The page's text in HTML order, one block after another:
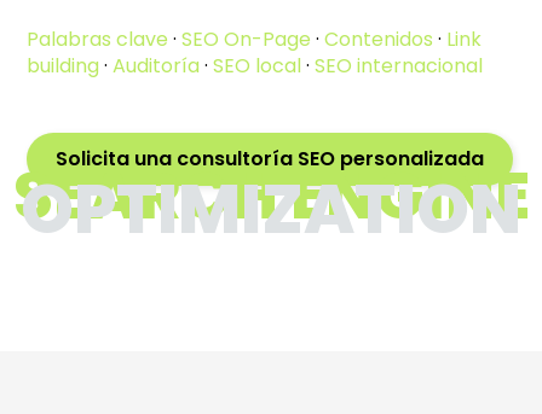
Palabras clave ·SEO On-Page ·Contenidos · Link
building ·Auditoría ·SEO local·SEO internacional
Solicita una consultoría SEO personalizada
SEARCH ENGINE
OPTIMIZATION